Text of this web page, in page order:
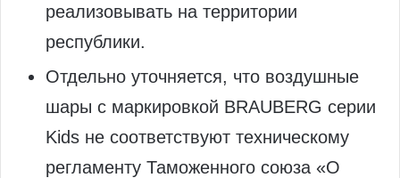
реализовывать на территории
республики.
Отдельно уточняется, что воздушные
шары с маркировкой BRAUBERG серии
Kids не соответствуют техническому
регламенту Таможенного союза «О